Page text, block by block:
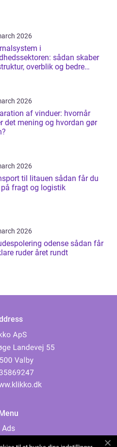
2026
i
sådan skaber
overblik og bedre
2026
af vinduer: hvornår
mening og hvordan gør
2026
til litauen sådan får du
fragt og logistik
2026
odense sådan får
ruder året rundt
Menu
Ads